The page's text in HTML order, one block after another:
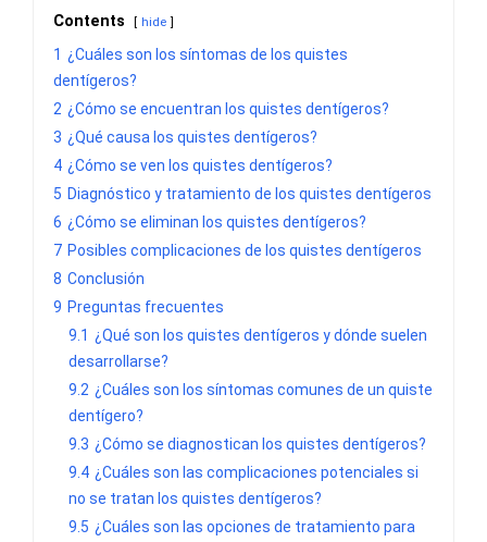
Contents hide
1 ¿Cuáles son los síntomas de los quistes
dentígeros?
2 ¿Cómo se encuentran los quistes dentígeros?
3 ¿Qué causa los quistes dentígeros?
4 ¿Cómo se ven los quistes dentígeros?
5 Diagnóstico y tratamiento de los quistes dentígeros
6 ¿Cómo se eliminan los quistes dentígeros?
7 Posibles complicaciones de los quistes dentígeros
8 Conclusión
9 Preguntas frecuentes
9.1 ¿Qué son los quistes dentígeros y dónde suelen
desarrollarse?
9.2 ¿Cuáles son los síntomas comunes de un quiste
dentígero?
9.3 ¿Cómo se diagnostican los quistes dentígeros?
9.4 ¿Cuáles son las complicaciones potenciales si
no se tratan los quistes dentígeros?
9.5 ¿Cuáles son las opciones de tratamiento para